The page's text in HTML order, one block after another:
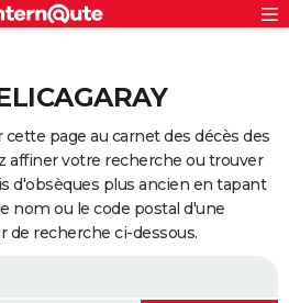
page au carnet des décès des
affiner votre recherche ou trouver
d'obsèques plus ancien en tapant
nom ou le code postal d'une
recherche ci-dessous.